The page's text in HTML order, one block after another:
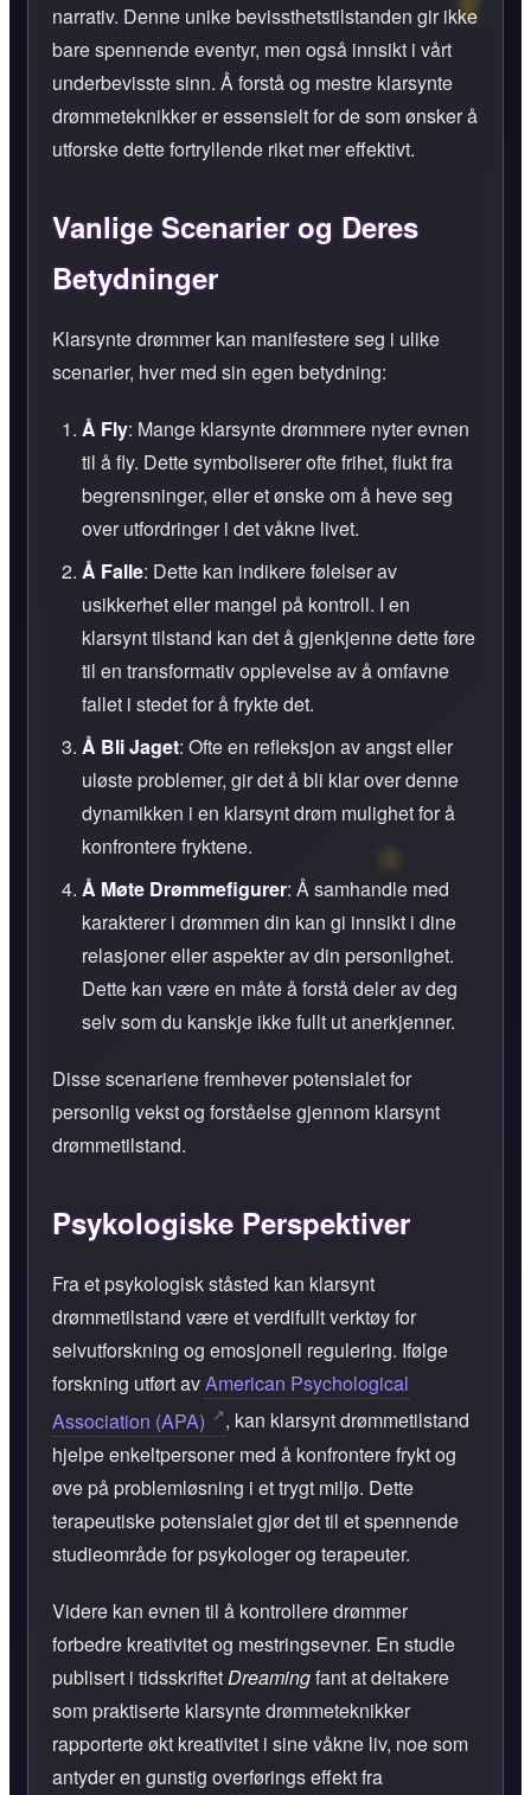
narrativ. Denne unike bevissthetstilstanden gir ikke
bare spennende eventyr, men også innsikt i vårt
underbevisste sinn. Å forstå og mestre klarsynte
drømmeteknikker er essensielt for de som ønsker å
utforske dette fortryllende riket mer effektivt.
Vanlige Scenarier og Deres
Betydninger
Klarsynte drømmer kan manifestere seg i ulike
scenarier, hver med sin egen betydning:
Å Fly: Mange klarsynte drømmere nyter evnen
til å fly. Dette symboliserer ofte frihet, flukt fra
begrensninger, eller et ønske om å heve seg
over utfordringer i det våkne livet.
Å Falle: Dette kan indikere følelser av
usikkerhet eller mangel på kontroll. I en
klarsynt tilstand kan det å gjenkjenne dette føre
til en transformativ opplevelse av å omfavne
fallet i stedet for å frykte det.
Å Bli Jaget: Ofte en refleksjon av angst eller
uløste problemer, gir det å bli klar over denne
dynamikken i en klarsynt drøm mulighet for å
konfrontere fryktene.
Å Møte Drømmefigurer: Å samhandle med
karakterer i drømmen din kan gi innsikt i dine
relasjoner eller aspekter av din personlighet.
Dette kan være en måte å forstå deler av deg
selv som du kanskje ikke fullt ut anerkjenner.
Disse scenariene fremhever potensialet for
personlig vekst og forståelse gjennom klarsynt
drømmetilstand.
Psykologiske Perspektiver
Fra et psykologisk ståsted kan klarsynt
drømmetilstand være et verdifullt verktøy for
selvutforskning og emosjonell regulering. Ifølge
forskning utført avAmerican Psychological
Association (APA)
, kan klarsynt drømmetilstand
hjelpe enkeltpersoner med å konfrontere frykt og
øve på problemløsning i et trygt miljø. Dette
terapeutiske potensialet gjør det til et spennende
studieområde for psykologer og terapeuter.
Videre kan evnen til å kontrollere drømmer
forbedre kreativitet og mestringsevner. En studie
publisert i tidsskriftetDreamingfant at deltakere
som praktiserte klarsynte drømmeteknikker
rapporterte økt kreativitet i sine våkne liv, noe som
antyder en gunstig overførings effekt fra